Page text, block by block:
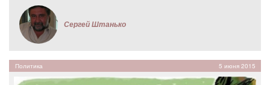
Сергей Штанько
Политика 5 июня 2015